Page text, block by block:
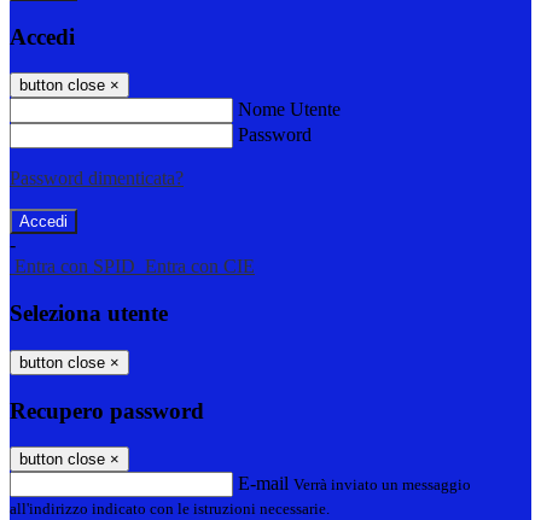
Accedi
button close ×
Nome Utente
Password
Password dimenticata?
-
Entra con SPID Entra con CIE
Seleziona utente
button close ×
Recupero password
button close ×
E-mail Verrà inviato un messaggio
all'indirizzo indicato con le istruzioni necessarie.